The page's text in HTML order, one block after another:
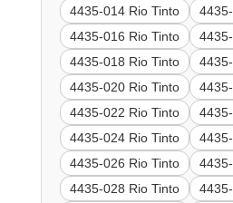
4435-014 Rio Tinto
4435-016 Rio Tinto
4435-018 Rio Tinto
4435-020 Rio Tinto
4435-022 Rio Tinto
4435-024 Rio Tinto
4435-026 Rio Tinto
4435-028 Rio Tinto